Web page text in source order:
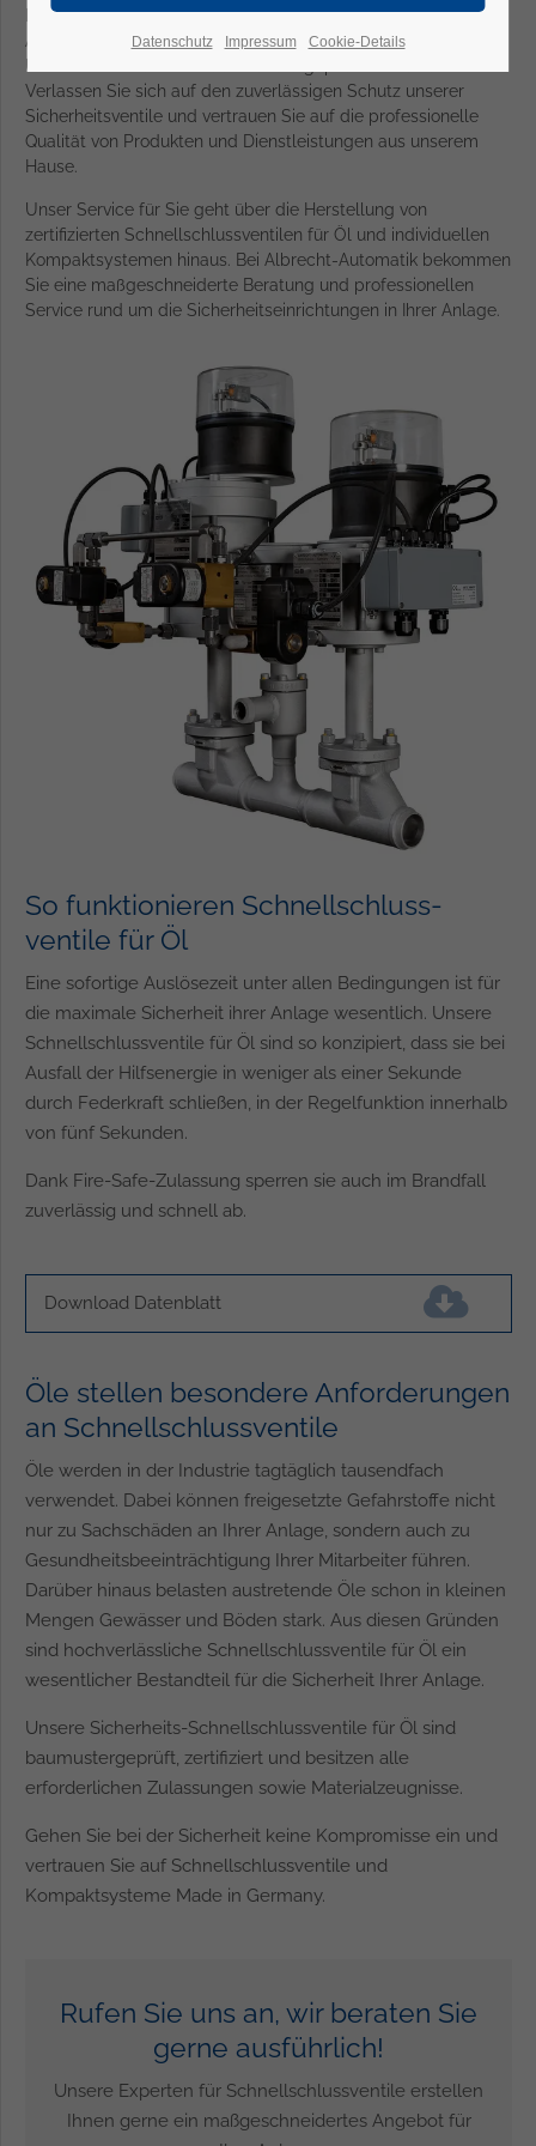
Mit Sicherheits-Schnellschlussventilen für Öl von Albrecht-
Automatik schützen Sie Ihre Belegschaft, Ihre Anlage und die
Umwelt vor teuren Schäden und ungeplanten Ausfallzeiten.
Verlassen Sie sich auf den zuverlässigen Schutz unserer
Sicherheitsventile und vertrauen Sie auf die professionelle
Qualität von Produkten und Dienstleistungen aus unserem
Hause.
Unser Service für Sie geht über die Herstellung von
zertifizierten Schnellschlussventilen für Öl und individuellen
Kompaktsystemen hinaus. Bei Albrecht-Automatik bekommen
Sie eine maßgeschneiderte Beratung und professionellen
Service rund um die Sicherheitseinrichtungen in Ihrer Anlage.
So funktionieren Schnell­schluss­
ventile für Öl
Eine sofortige Auslösezeit unter allen Bedingungen ist für
die maximale Sicherheit ihrer Anlage wesentlich. Unsere
Schnellschlussventile für Öl sind so konzipiert, dass sie bei
Ausfall der Hilfsenergie in weniger als einer Sekunde
durch Federkraft schließen, in der Regelfunktion innerhalb
von fünf Sekunden.
Dank Fire-Safe-Zulassung sperren sie auch im Brandfall
zuverlässig und schnell ab.
Download Datenblatt
Öle stellen besondere Anforderungen
an Schnellschlussventile
Öle werden in der Industrie tagtäglich tausendfach
verwendet. Dabei können freigesetzte Gefahrstoffe nicht
nur zu Sachschäden an Ihrer Anlage, sondern auch zu
Gesundheitsbeeinträchtigung Ihrer Mitarbeiter führen.
Darüber hinaus belasten austretende Öle schon in kleinen
Mengen Gewässer und Böden stark. Aus diesen Gründen
sind hochverlässliche Schnellschlussventile für Öl ein
wesentlicher Bestandteil für die Sicherheit Ihrer Anlage.
Unsere Sicherheits-Schnellschlussventile für Öl sind
baumustergeprüft, zertifiziert und besitzen alle
erforderlichen Zulassungen sowie Materialzeugnisse.
Gehen Sie bei der Sicherheit keine Kompromisse ein und
vertrauen Sie auf Schnellschlussventile und
Kompaktsysteme Made in Germany.
Rufen Sie uns an, wir beraten Sie
gerne ausführlich!
Unsere Experten für Schnellschlussventile erstellen
Ihnen gerne ein maßgeschneidertes Angebot für
Datenschutz Impressum Cookie-Details